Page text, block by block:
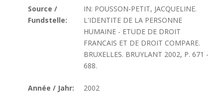
Source /
Fundstelle:
IN: POUSSON-PETIT, JACQUELINE.
L'IDENTITE DE LA PERSONNE
HUMAINE - ETUDE DE DROIT
FRANCAIS ET DE DROIT COMPARE.
BRUXELLES. BRUYLANT 2002, P. 671 -
688.
Année / Jahr: 2002